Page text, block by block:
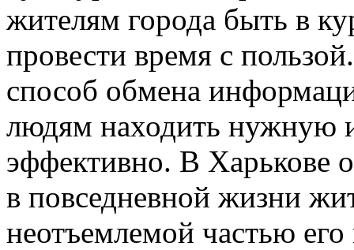
жителям города быть в
провести время с
способ обмена
людям находить нужную
эффективно. В Харькове
в повседневной жизни
неотъемлемой частью